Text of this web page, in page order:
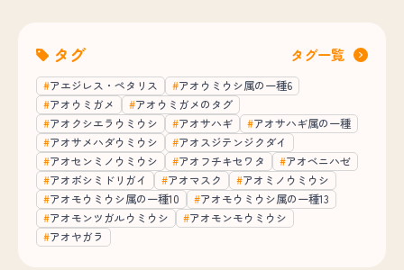
タグ タグ一覧
アエジレス・ペタリス
アオウミウシ属の一種6
アオウミガメ
アオウミガメのタグ
アオクシエラウミウシ
アオサハギ
アオサハギ属の一種
アオサメハダウミウシ
アオスジテンジクダイ
アオセンミノウミウシ
アオフチキセワタ
アオベニハゼ
アオボシミドリガイ
アオマスク
アオミノウミウシ
アオモウミウシ属の一種10
アオモウミウシ属の一種13
アオモンツガルウミウシ
アオモンモウミウシ
アオヤガラ